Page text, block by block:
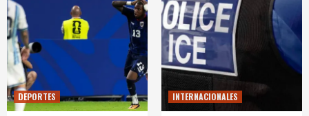
DEPORTES INTERNACIONALES